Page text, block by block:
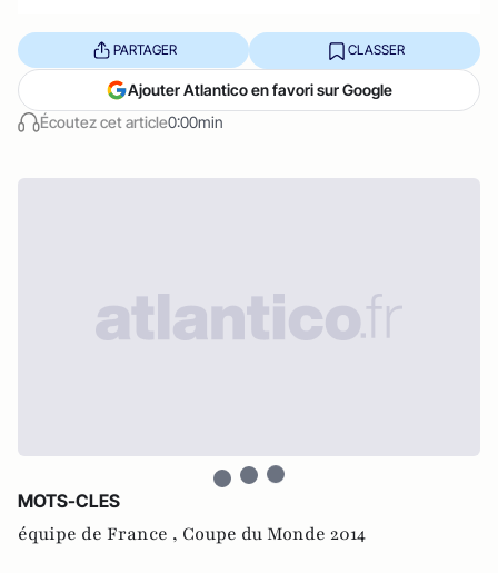
Écoutez cet article0:00min
PARTAGER CLASSER
Ajouter Atlantico en favori sur Google
MOTS-CLES
équipe de France , Coupe du Monde 2014